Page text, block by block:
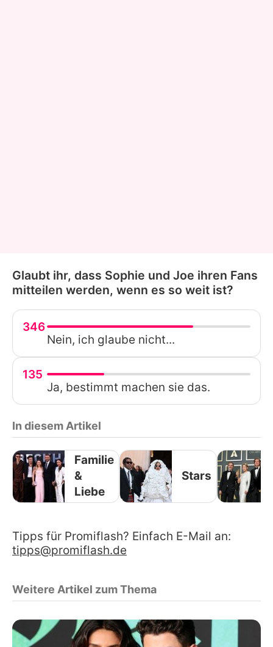
Glaubt ihr, dass Sophie und Joe ihren Fans
mitteilen werden, wenn es so weit ist?
346
Nein, ich glaube nicht...
135
Ja, bestimmt machen sie das.
In diesem Artikel
Familie
&
Liebe
Stars
Tipps für Promiflash? Einfach E-Mail an:
tipps@promiflash.de
Weitere Artikel zum Thema